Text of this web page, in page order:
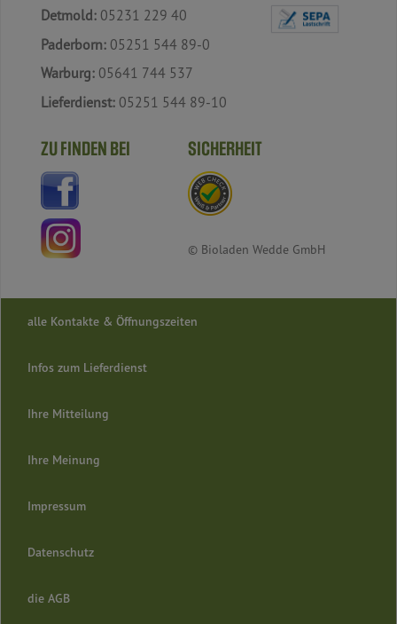
Detmold: 05231 229 40
Paderborn: 05251 544 89-0
Warburg: 05641 744 537
Lieferdienst: 05251 544 89-10
ZU FINDEN BEI SICHERHEIT
© Bioladen Wedde GmbH
alle Kontakte & Öffnungszeiten
Infos zum Lieferdienst
Ihre Mitteilung
Ihre Meinung
Impressum
Datenschutz
die AGB